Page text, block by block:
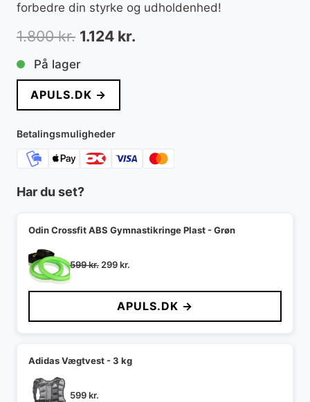
forbedre din styrke og udholdenhed!
1.800kr. Den
oprindelige
pris
var:
1.800 kr..
1.124 kr.
På lager
APULS.DK →
Betalingsmuligheder
Har du set?
Odin Crossfit ABS Gymnastikringe Plast - Grøn
599kr. Den
pris
599 kr..
299kr.
pris
er:
299 kr..
APULS.DK →
Adidas Vægtvest - 3 kg
599kr.